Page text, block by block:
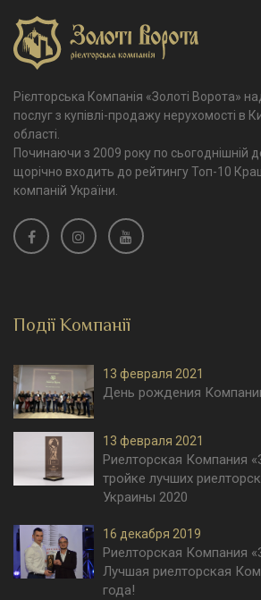
Рієлторська Компанія «Золоті Ворота»
послуг з купівлі-продажу нерухомості в
області.
Починаючи з 2009 року по сьогоднішній
щорічно входить до рейтингу Топ-10
компаній України.
Події Компанії
13 февраля 2021
День рождения
13 февраля 2021
Риелторская Компания
тройке лучших
Украины 2020
16 декабря 2019
Риелторская Компания
Лучшая риелторская
года!